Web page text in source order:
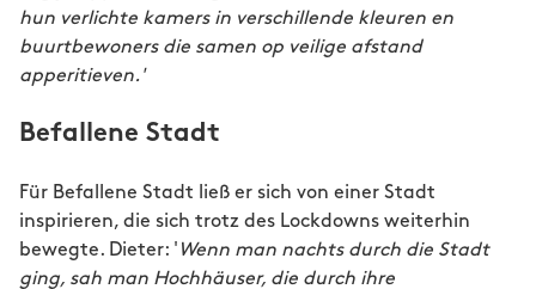
hun verlichte kamers in verschillende kleuren en
buurtbewoners die samen op veilige afstand
apperitieven.'
Befallene Stadt
Für Befallene Stadt ließ er sich von einer Stadt
inspirieren, die sich trotz des Lockdowns weiterhin
bewegte. Dieter: ' Wenn man nachts durch die Stadt
ging, sah man Hochhäuser, die durch ihre